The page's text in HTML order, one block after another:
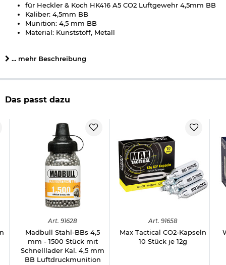
für Heckler & Koch HK416 A5 CO2 Luftgewehr 4,5mm BB
Kaliber: 4,5mm BB
Munition: 4,5 mm BB
Material: Kunststoff, Metall
Marke: Heckler & Koch
Umgang mit Druckluft-, Federdruckwaffen und CO2-Waffen
Herstellerinformationen
... mehr Beschreibung
Das passt dazu
Art. 91628
Madbull Stahl-BBs 4,5
mm - 1500 Stück mit
Schnelllader Kal. 4,5 mm
BB Luftdruckmunition
Art. 91658
Max Tactical CO2-Kapseln
10 Stück je 12g